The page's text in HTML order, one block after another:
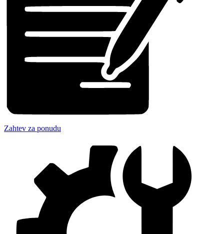
Zahtev za ponudu